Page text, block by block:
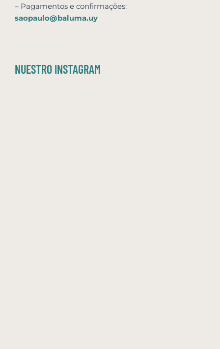
– Pagamentos e confirmações:
saopaulo@baluma.uy
NUESTRO INSTAGRAM